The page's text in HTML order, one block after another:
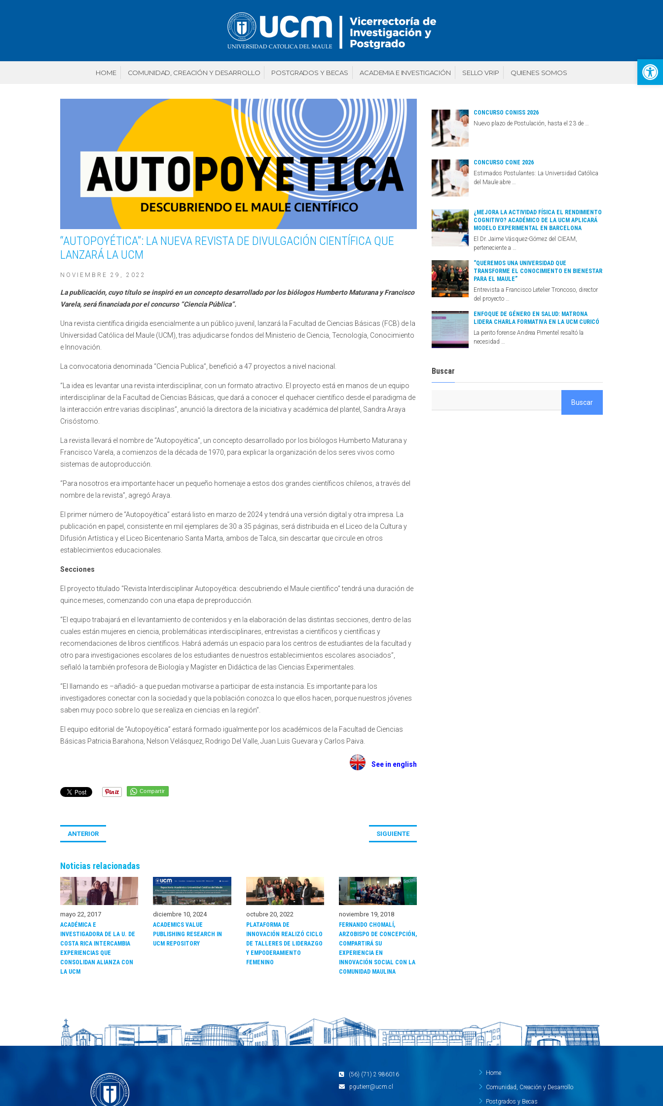
HOME COMUNIDAD, CREACIÓN Y DESARROLLO POSTGRADOS Y BECAS ACADEMIA E INVESTIGACIÓN SELLO VRIP QUIENES SOMOS
“AUTOPOYÉTICA”: LA NUEVA REVISTA DE DIVULGACIÓN CIENTÍFICA QUE
LANZARÁ LA UCM
NOVIEMBRE 29, 2022
La publicación, cuyo título se inspiró en un concepto desarrollado por los biólogos Humberto Maturana y Francisco
Varela, será financiada por el concurso “Ciencia Pública”.
Una revista científica dirigida esencialmente a un público juvenil, lanzará la Facultad de Ciencias Básicas (FCB) de la
Universidad Católica del Maule (UCM), tras adjudicarse fondos del Ministerio de Ciencia, Tecnología, Conocimiento
e Innovación.
La convocatoria denominada “Ciencia Publica”, benefició a 47 proyectos a nivel nacional.
“La idea es levantar una revista interdisciplinar, con un formato atractivo. El proyecto está en manos de un equipo
interdisciplinar de la Facultad de Ciencias Básicas, que dará a conocer el quehacer científico desde el paradigma de
la interacción entre varias disciplinas”, anunció la directora de la iniciativa y académica del plantel, Sandra Araya
Crisóstomo.
La revista llevará el nombre de “Autopoyética”, un concepto desarrollado por los biólogos Humberto Maturana y
Francisco Varela, a comienzos de la década de 1970, para explicar la organización de los seres vivos como
sistemas de autoproducción.
“Para nosotros era importante hacer un pequeño homenaje a estos dos grandes científicos chilenos, a través del
nombre de la revista”, agregó Araya.
El primer número de “Autopoyética” estará listo en marzo de 2024 y tendrá una versión digital y otra impresa. La
publicación en papel, consistente en mil ejemplares de 30 a 35 páginas, será distribuida en el Liceo de la Cultura y
Difusión Artística y el Liceo Bicentenario Santa Marta, ambos de Talca, sin descartar que circule en otros
establecimientos educacionales.
Secciones
El proyecto titulado “Revista Interdisciplinar Autopoyética: descubriendo el Maule científico” tendrá una duración de
quince meses, comenzando con una etapa de preproducción.
“El equipo trabajará en el levantamiento de contenidos y en la elaboración de las distintas secciones, dentro de las
cuales están mujeres en ciencia, problemáticas interdisciplinares, entrevistas a científicos y científicas y
recomendaciones de libros científicos. Habrá además un espacio para los centros de estudiantes de la facultad y
otro para investigaciones escolares de los estudiantes de nuestros establecimientos escolares asociados”,
señaló la también profesora de Biología y Magíster en Didáctica de las Ciencias Experimentales.
“El llamando es –añadió- a que puedan motivarse a participar de esta instancia. Es importante para los
investigadores conectar con la sociedad y que la población conozca lo que ellos hacen, porque nuestros jóvenes
saben muy poco sobre lo que se realiza en ciencias en la región”.
El equipo editorial de “Autopoyética” estará formado igualmente por los académicos de la Facultad de Ciencias
Básicas Patricia Barahona, Nelson Velásquez, Rodrigo Del Valle, Juan Luis Guevara y Carlos Paiva.
See in english
Compartir
ANTERIOR SIGUIENTE
Noticias relacionadas
mayo 22, 2017
ACADÉMICA E
INVESTIGADORA DE LA U. DE
COSTA RICA INTERCAMBIA
EXPERIENCIAS QUE
CONSOLIDAN ALIANZA CON
LA UCM
diciembre 10, 2024
ACADEMICS VALUE
PUBLISHING RESEARCH IN
UCM REPOSITORY
octubre 20, 2022
PLATAFORMA DE
INNOVACIÓN REALIZÓ CICLO
DE TALLERES DE LIDERAZGO
Y EMPODERAMIENTO
FEMENINO
noviembre 19, 2018
FERNANDO CHOMALÍ,
ARZOBISPO DE CONCEPCIÓN,
COMPARTIRÁ SU
EXPERIENCIA EN
INNOVACIÓN SOCIAL CON LA
COMUNIDAD MAULINA
CONCURSO CONISS 2026
Nuevo plazo de Postulación, hasta el 23 de …
CONCURSO CONE 2026
Estimados Postulantes: La Universidad Católica
del Maule abre …
¿MEJORA LA ACTIVIDAD FÍSICA EL RENDIMIENTO
COGNITIVO? ACADÉMICO DE LA UCM APLICARÁ
MODELO EXPERIMENTAL EN BARCELONA
El Dr. Jaime Vásquez-Gómez del CIEAM,
perteneciente a …
“QUEREMOS UNA UNIVERSIDAD QUE
TRANSFORME EL CONOCIMIENTO EN BIENESTAR
PARA EL MAULE”
Entrevista a Francisco Letelier Troncoso, director
del proyecto …
ENFOQUE DE GÉNERO EN SALUD: MATRONA
LIDERA CHARLA FORMATIVA EN LA UCM CURICÓ
La perito forense Andrea Pimentel resaltó la
necesidad …
Buscar
(56) (71) 2 986016
pgutierr@ucm.cl
Home
Comunidad, Creación y Desarrollo
Postgrados y Becas